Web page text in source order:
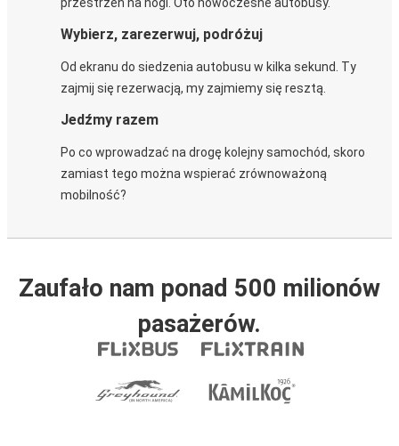
Wybierz, zarezerwuj, podróżuj
Od ekranu do siedzenia autobusu w kilka sekund. Ty
zajmij się rezerwacją, my zajmiemy się resztą.
Jedźmy razem
Po co wprowadzać na drogę kolejny samochód, skoro
zamiast tego można wspierać zrównoważoną
mobilność?
Zaufało nam ponad 500 milionów
pasażerów.